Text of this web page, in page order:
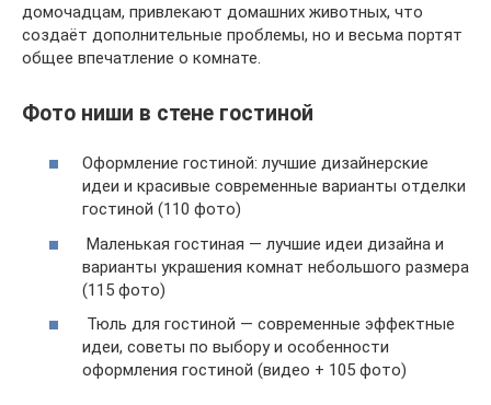
домочадцам, привлекают домашних животных, что
создаёт дополнительные проблемы, но и весьма портят
общее впечатление о комнате.
Фото ниши в стене гостиной
Оформление гостиной: лучшие дизайнерские
идеи и красивые современные варианты отделки
гостиной (110 фото)
Маленькая гостиная — лучшие идеи дизайна и
варианты украшения комнат небольшого размера
(115 фото)
Тюль для гостиной — современные эффектные
идеи, советы по выбору и особенности
оформления гостиной (видео + 105 фото)